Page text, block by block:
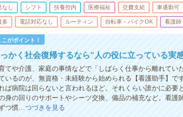
なし シフト 扶養控内 医療福祉 交費支給 車通勤可
多 電話対応なし ルーティン 自転車・バイクOK 看護師
こがポイント！
かく社会復帰するなら“人の役に立っている
てや介護、家庭の事情などで「しばらく仕事から離れてい
いるのが、無資格・未経験から始められる【看護助手】で
ば病院は回らないと言われるほど。それくらい誰かに必要
身の回りのサポートやシーツ交換、備品の補充など。看護
つ慣…つづきを見る